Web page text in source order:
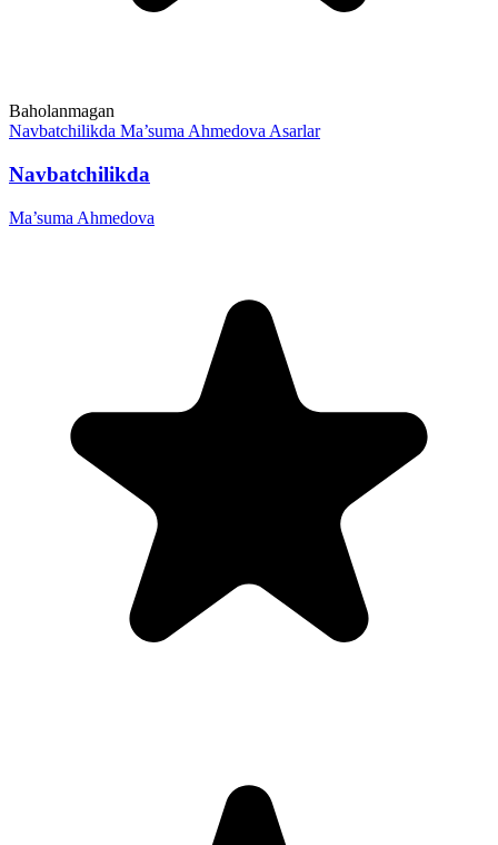
Baholanmagan
Navbatchilikda Ma’suma Ahmedova Asarlar
Navbatchilikda
Ma’suma Ahmedova